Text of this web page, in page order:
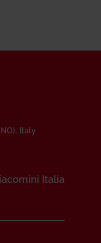
Italy
Italia